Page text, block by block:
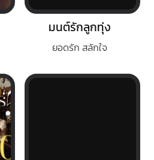
มนต์รักลูกทุ่ง
ยอดรัก สลักใจ